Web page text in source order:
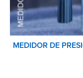
MEDIDOR DE